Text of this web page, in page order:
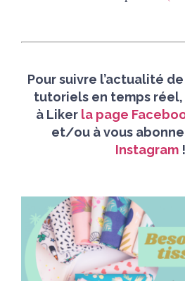
Pour suivre l’actualité
tutoriels en temps réel,
àLiker la page
et/ou à vous
Instagram !